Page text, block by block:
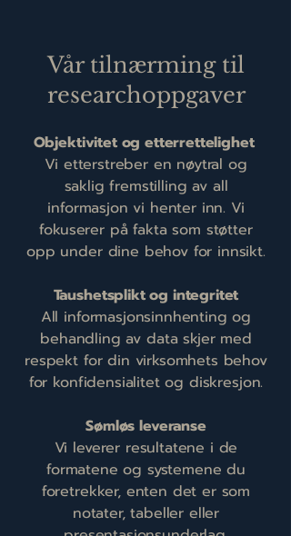
Vår tilnærming til
researchoppgaver
Objektivitet og etterrettelighet
Vi etterstreber en nøytral og
saklig fremstilling av all
informasjon vi henter inn. Vi
fokuserer på fakta som støtter
opp under dine behov for innsikt.
Taushetsplikt og integritet
All informasjonsinnhenting og
behandling av data skjer med
respekt for din virksomhets behov
for konfidensialitet og diskresjon.
Sømløs leveranse
Vi leverer resultatene i de
formatene og systemene du
foretrekker, enten det er som
notater, tabeller eller